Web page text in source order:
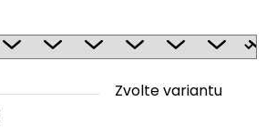
Zvolte variantu